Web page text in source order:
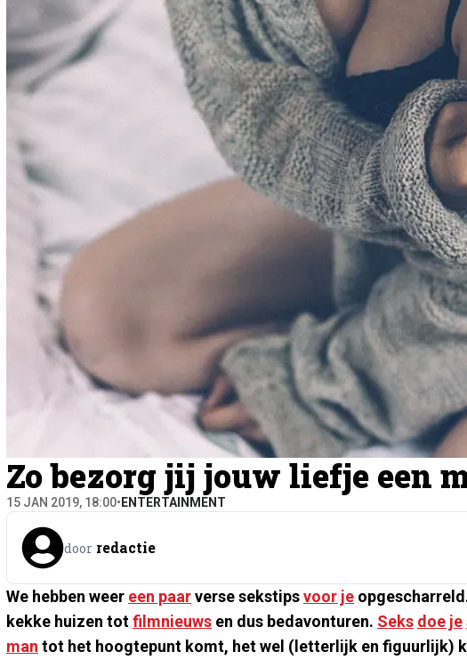
Zo bezorg jij jouw liefje een
15 JAN 2019, 18:00• ENTERTAINMENT
door redactie
We hebben weer een paarverse sekstipsvoor je
kekke huizen totfilmnieuws en dus bedavonturen. Seks doe je
man tot het hoogtepunt komt, het wel (letterlijk en figuurlijk)